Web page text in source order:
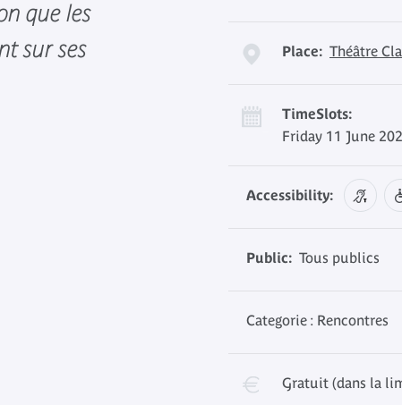
que les
sur ses
Place: Théâtre
TimeSlots:
Friday 11 June
Accessibility:
Public: Tous publics
Categorie : Rencontres
Gratuit (dans la